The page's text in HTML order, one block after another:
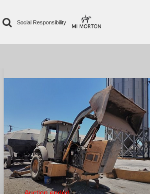
Social Responsibility